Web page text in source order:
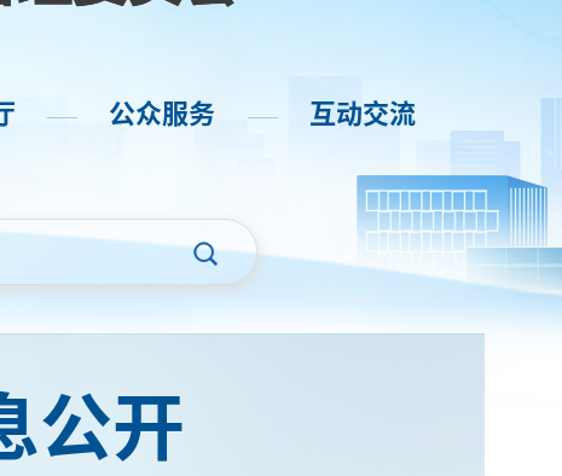
—— 公众服务 —— 互动交流
公开